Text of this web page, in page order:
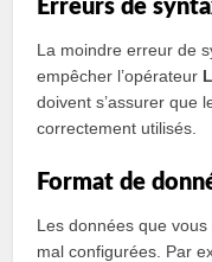
Erreurs de
La moindre erreur de
empêcher l’opérateur
doivent s’assurer que
correctement utilisés.
Format de
Les données que
mal configurées. Par